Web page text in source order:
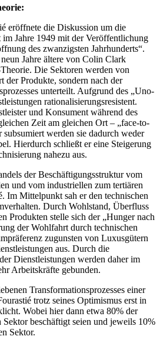
eröffnete die Diskussion um die
im Jahre 1949 mit der Veröffentlichung
des zwanzigsten Jahrhunderts“.
Jahre ältere von Colin Clark
Die Sektoren werden von
der Produkte, sondern nach der
unterteilt. Aufgrund des „Uno-
rationalisierungsresistent.
und Konsument während des
Zeit am gleichen Ort – „face-to-
subsumiert werden sie dadurch weder
Hierdurch schließt er eine Steigerung
nahezu aus.
der Beschäftigungsstruktur vom
und vom industriellen zum tertiären
Im Mittelpunkt sah er den technischen
Durch Wohlstand, Überfluss
Produkten stelle sich der „Hunger nach
der Wohlfahrt durch technischen
zugunsten von Luxusgütern
aus. Durch die
Dienstleistungen werden daher im
Arbeitskräfte gebunden.
Transformationsprozesses einer
trotz seines Optimismus erst in
Wobei hier dann etwa 80% der
beschäftigt seien und jeweils 10%
Sektor.